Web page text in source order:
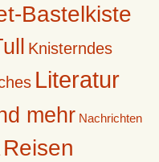
Bastelkiste
Knisterndes
Literatur
mehr Nachrichten
Reisen